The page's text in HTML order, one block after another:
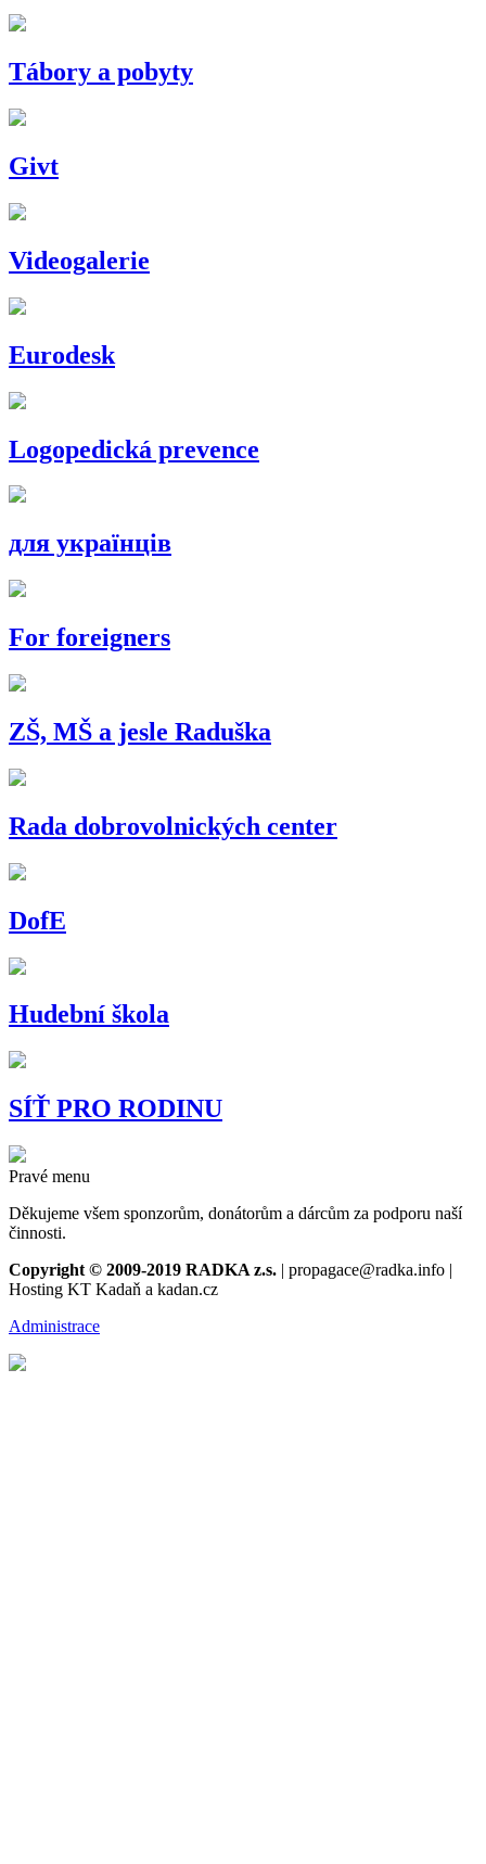
Tábory a pobyty
Givt
Videogalerie
Eurodesk
Logopedická prevence
для українців
For foreigners
ZŠ, MŠ a jesle Raduška
Rada dobrovolnických center
DofE
Hudební škola
SÍŤ PRO RODINU
Pravé menu
Děkujeme všem sponzorům, donátorům a dárcům za podporu naší
činnosti.
Copyright © 2009-2019 RADKA z.s. | propagace@radka.info |
Hosting KT Kadaň a kadan.cz
Administrace